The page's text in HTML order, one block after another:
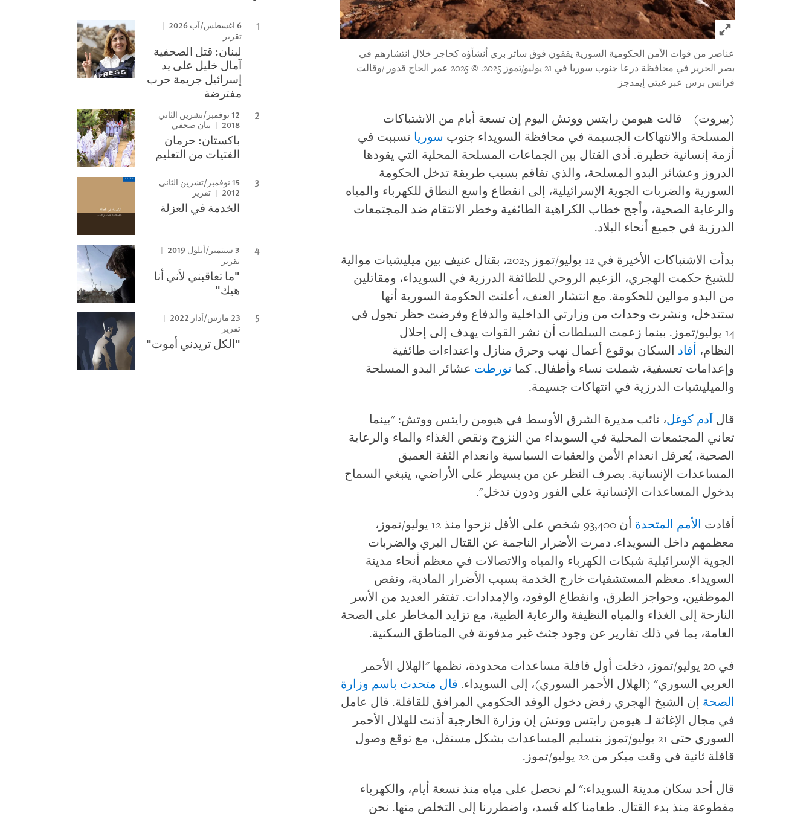
Click to expand Image
عناصر من قوات الأمن الحكومية السورية يقفون فوق ساتر بري أنشأؤه كحاجز خلال انتشارهم في
بصر الحرير في محافظة درعا جنوب سوريا في 21 يوليو/تموز 2025.
© 2025 عمر الحاج قدور /وقالت
فرانس برس عبر غيتي إيمدجز
(بيروت) – قالت هيومن رايتس ووتش اليوم إن تسعة أيام من الاشتباكات
المسلحة والانتهاكات الجسيمة في محافظة السويداء جنوب سوريا تسببت في
أزمة إنسانية خطيرة. أدى القتال بين الجماعات المسلحة المحلية التي يقودها
الدروز وعشائر البدو المسلحة، والذي تفاقم بسبب طريقة تدخل الحكومة
السورية والضربات الجوية الإسرائيلية، إلى انقطاع واسع النطاق للكهرباء والمياه
والرعاية الصحية، وأجج خطاب الكراهية الطائفية وخطر الانتقام ضد المجتمعات
الدرزية في جميع أنحاء البلاد.
بدأت الاشتباكات الأخيرة في 12 يوليو/تموز 2025، بقتال عنيف بين ميليشيات موالية
للشيخ حكمت الهجري، الزعيم الروحي للطائفة الدرزية في السويداء، ومقاتلين
من البدو موالين للحكومة. مع انتشار العنف، أعلنت الحكومة السورية أنها
ستتدخل، ونشرت وحدات من وزارتي الداخلية والدفاع وفرضت حظر تجول في
14 يوليو/تموز. بينما زعمت السلطات أن نشر القوات يهدف إلى إحلال
النظام، أفاد السكان بوقوع أعمال نهب وحرق منازل واعتداءات طائفية
وإعدامات تعسفية، شملت نساء وأطفال. كما تورطت عشائر البدو المسلحة
والميليشيات الدرزية في انتهاكات جسيمة.
قال آدم كوغل، نائب مديرة الشرق الأوسط في هيومن رايتس ووتش: "بينما
تعاني المجتمعات المحلية في السويداء من النزوح ونقص الغذاء والماء والرعاية
الصحية، يُعرقل انعدام الأمن والعقبات السياسية وانعدام الثقة العميق
المساعدات الإنسانية. بصرف النظر عن من يسيطر على الأراضي، ينبغي السماح
بدخول المساعدات الإنسانية على الفور ودون تدخل".
أفادت الأمم المتحدة
أن 93,400 شخص على الأقل نزحوا منذ 12 يوليو/تموز،
معظمهم داخل السويداء. دمرت الأضرار الناجمة عن القتال البري والضربات
الجوية الإسرائيلية شبكات الكهرباء والمياه والاتصالات في معظم أنحاء مدينة
السويداء. معظم المستشفيات خارج الخدمة بسبب الأضرار المادية، ونقص
الموظفين، وحواجز الطرق، وانقطاع الوقود، والإمدادات. تفتقر العديد من الأسر
النازحة إلى الغذاء والمياه النظيفة والرعاية الطبية، مع تزايد المخاطر على الصحة
العامة، بما في ذلك تقارير عن وجود جثث غير مدفونة في المناطق السكنية.
في 20 يوليو/تموز، دخلت أول قافلة مساعدات محدودة، نظمها "الهلال الأحمر
العربي السوري" (الهلال الأحمر السوري)، إلى السويداء. قال متحدث باسم وزارة
الصحة إن الشيخ الهجري رفض دخول الوفد الحكومي المرافق للقافلة. قال عامل
في مجال الإغاثة لـ هيومن رايتس ووتش إن وزارة الخارجية أذنت للهلال الأحمر
السوري حتى 21 يوليو/تموز بتسليم المساعدات بشكل مستقل، مع توقع وصول
قافلة ثانية في وقت مبكر من 22 يوليو/تموز.
قال أحد سكان مدينة السويداء:" لم نحصل على مياه منذ تسعة أيام، والكهرباء
مقطوعة منذ بدء القتال. طعامنا كله فَسد، واضطررنا إلى التخلص منها. نحن
6 اغسطس/آب 2026
تقرير
لبنان: قتل الصحفية
آمال خليل على يد
إسرائيل جريمة حرب
مفترضة
12 نوفمبر/تشرين الثاني
2018
بيان صحفي
باكستان: حرمان
الفتيات من التعليم
15 نوفمبر/تشرين الثاني
2012
تقرير
الخدمة في العزلة
3 سبتمبر/أيلول 2019
تقرير
"ما تعاقبني لأني أنا
هيك"
23 مارس/آذار 2022
تقرير
"الكل تريدني أموت"